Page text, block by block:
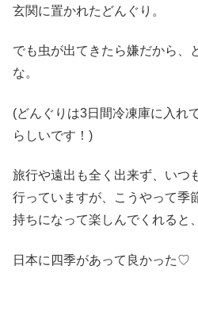
玄関に置かれたどんぐり。
でも虫が出てきたら嫌だから、
な。
(どんぐりは3日間冷凍庫に入れ
らしいです！)
旅行や遠出も全く出来ず、いつ
行っていますが、こうやって季
持ちになって楽しんでくれると
日本に四季があって良かった♡